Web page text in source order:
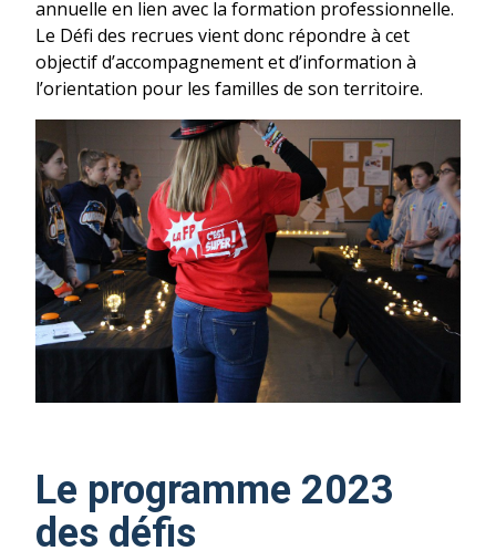
annuelle en lien avec la formation professionnelle.
Le Défi des recrues vient donc répondre à cet
objectif d’accompagnement et d’information à
l’orientation pour les familles de son territoire.
Le programme 2023
des défis